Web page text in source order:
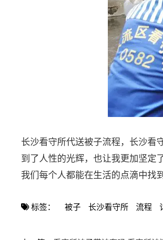
长沙看守所代送被子流程，长沙看
到了人性的光辉，也让我更加坚定
我们每个人都能在生活的点滴中找
标签： 被子 长沙看守所 流程